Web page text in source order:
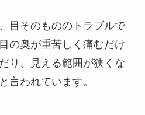
目そのもののトラブルで
の奥が重苦しく痛むだけ
り、見える範囲が狭くな
言われています。